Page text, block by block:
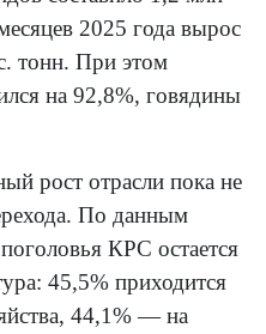
2025 года вырос
тонн. При этом
на 92,8%, говядины
рост отрасли пока не
По данным
КРС остается
45,5% приходится
44,1% — на